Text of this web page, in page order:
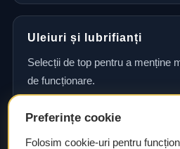
Uleiuri și lubrifianți
Selecții de top pentru a menține
de funcționare.
Consultanță și asistență
Preferințe cookie
Folosim cookie-uri pentru